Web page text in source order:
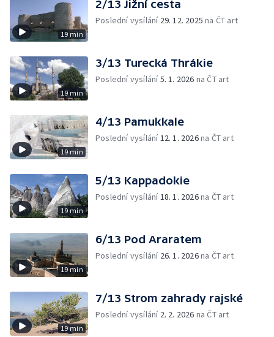
19 min
2/13 Jižní cesta
Poslední vysílání 29. 12. 2025 na ČT art
19 min
3/13 Turecká Thrákie
Poslední vysílání5. 1. 2026 na ČT art
19 min
4/13 Pamukkale
Poslední vysílání12. 1. 2026na ČT art
19 min
5/13 Kappadokie
Poslední vysílání18. 1. 2026na ČT art
19 min
6/13 Pod Araratem
Poslední vysílání 26. 1. 2026na ČT art
19 min
7/13 Strom zahrady rajské
Poslední vysílání 2. 2. 2026 na ČT art